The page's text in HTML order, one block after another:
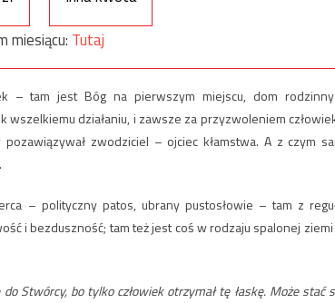
miesiącu: Tutaj
– tam jest Bóg na pierwszym miejscu, dom
działaniu, i zawsze za przyzwoleniem
zwodziciel – ojciec kłamstwa. A z czym
– polityczny patos, ubrany pustosłowie – tam z
i bezduszność; tam też jest coś w rodzaju spalonej
Stwórcy, bo tylko człowiek otrzymał tę łaskę. Może stać